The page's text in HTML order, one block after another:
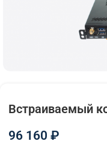
Встраиваемый
96 160 ₽